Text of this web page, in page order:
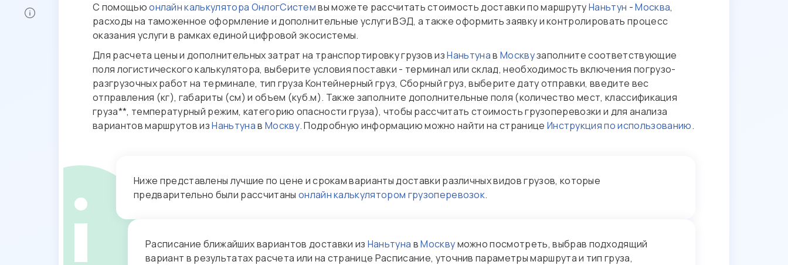
С помощьюонлайн калькулятора ОнлогСистемвы можете рассчитать стоимость доставки по маршрутуНаньтун -Москва,
расходы на таможенное оформление и дополнительные услуги ВЭД, а также оформить заявку и контролировать процесс
оказания услуги в рамках единой цифровой экосистемы.
Для расчета цены и дополнительных затрат на транспортировку грузов изНаньтунав Москвузаполните соответствующие
поля логистического калькулятора, выберите условия поставки - терминал или склад, необходимость включения погрузо-
разгрузочных работ на терминале, тип груза Контейнерный груз, Сборный груз, выберите дату отправки, введите вес
отправления (кг), габариты (см) и объем (куб.м). Также заполните дополнительные поля (количество мест, классификация
груза**, температурный режим, категорию опасности груза), чтобы рассчитать стоимость грузоперевозки и для анализа
вариантов маршрутов изНаньтунав Москву. Подробную информацию можно найти на странице Инструкция по использованию.
Ниже представлены лучшие по цене и срокам варианты доставки различных видов грузов, которые
предварительно были рассчитаны онлайн калькулятором грузоперевозок.
Расписание ближайших вариантов доставки из Наньтуна вМосквуможно посмотреть, выбрав подходящий
вариант в результатах расчета или на странице Расписание, уточнив параметры маршрута и тип груза,